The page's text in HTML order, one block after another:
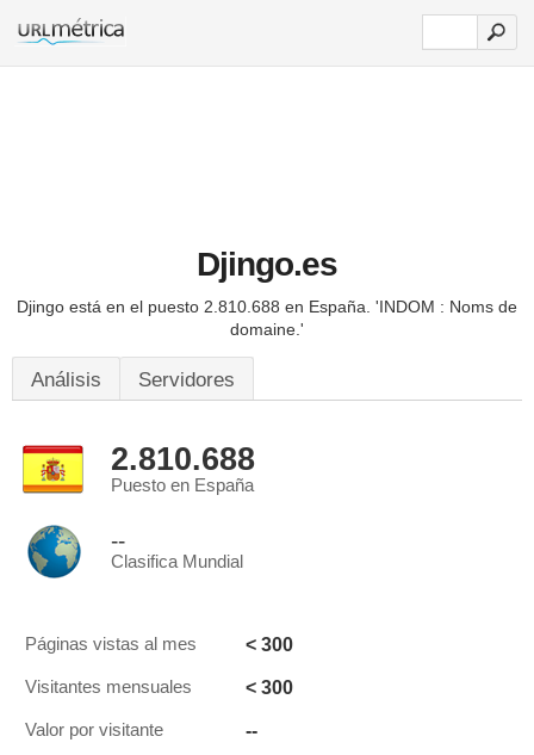
Djingo.es
Djingo está en el puesto 2.810.688 en España. 'INDOM : Noms de
domaine.'
Análisis Servidores
2.810.688
Puesto en España
--
Clasifica Mundial
Páginas vistas al mes < 300
Visitantes mensuales < 300
Valor por visitante --